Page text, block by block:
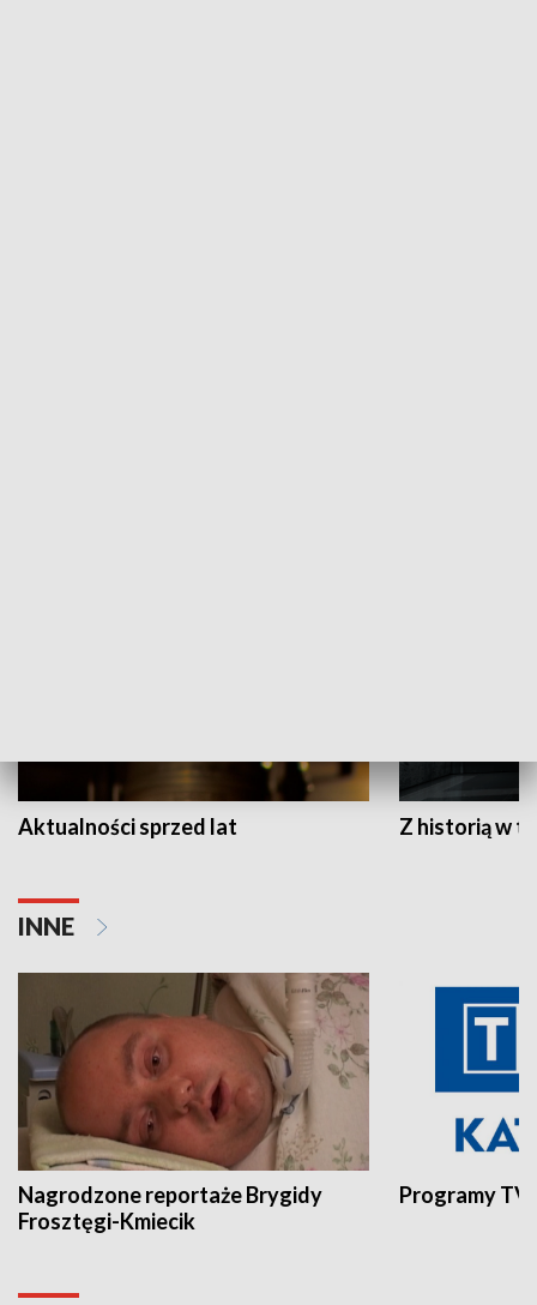
Aktualności sprzed lat Z historią w
INNE
Nagrodzone reportaże Brygidy
Frosztęgi-Kmiecik
Programy